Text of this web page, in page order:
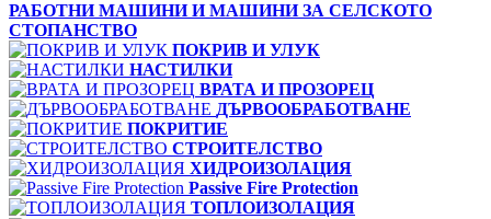
РАБОТНИ МАШИНИ И МАШИНИ ЗА СЕЛСКОТО
СТОПАНСТВО
ПОКРИВ И УЛУК
НАСТИЛКИ
ВРАТА И ПРОЗОРЕЦ
ДЪРВООБРАБОТВАНЕ
ПОКРИТИЕ
СТРОИТЕЛСТВО
ХИДРОИЗОЛАЦИЯ
Passive Fire Protection
ТОПЛОИЗОЛАЦИЯ